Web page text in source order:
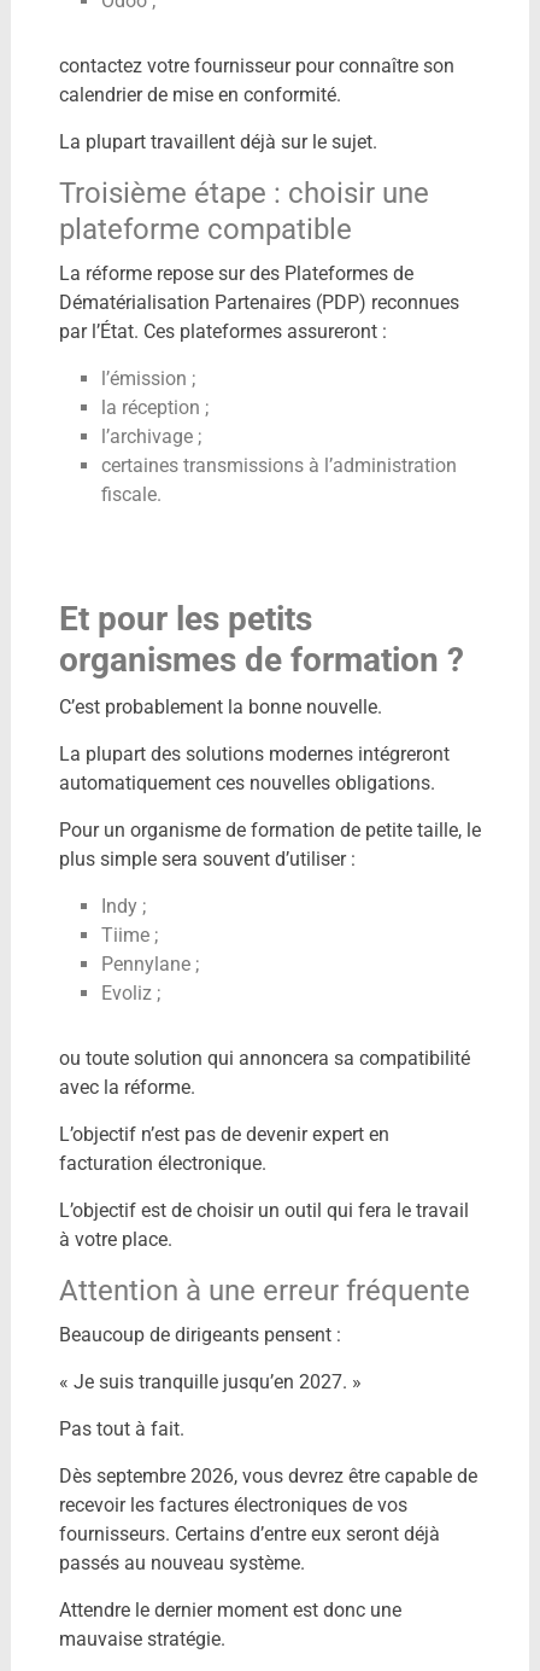
contactez votre fournisseur pour connaître son
calendrier de mise en conformité.
La plupart travaillent déjà sur le sujet.
Troisième étape : choisir une
plateforme compatible
La réforme repose sur des Plateformes de
Dématérialisation Partenaires (PDP) reconnues
par l’État. Ces plateformes assureront :
l’émission ;
la réception ;
l’archivage ;
certaines transmissions à l’administration
fiscale.
Et pour les petits
organismes de formation ?
C’est probablement la bonne nouvelle.
La plupart des solutions modernes intégreront
automatiquement ces nouvelles obligations.
Pour un organisme de formation de petite taille, le
plus simple sera souvent d’utiliser :
Indy ;
Tiime ;
Pennylane ;
Evoliz ;
ou toute solution qui annoncera sa compatibilité
avec la réforme.
L’objectif n’est pas de devenir expert en
facturation électronique.
L’objectif est de choisir un outil qui fera le travail
à votre place.
Attention à une erreur fréquente
Beaucoup de dirigeants pensent :
« Je suis tranquille jusqu’en 2027. »
Pas tout à fait.
Dès septembre 2026, vous devrez être capable de
recevoir les factures électroniques de vos
fournisseurs. Certains d’entre eux seront déjà
passés au nouveau système.
Attendre le dernier moment est donc une
mauvaise stratégie.